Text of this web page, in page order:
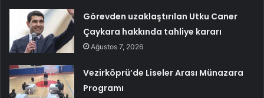
Görevden uzaklaştırılan Utku Caner
Çaykara hakkında tahliye kararı
Ağustos 7, 2026
Vezirköprü’de Liseler Arası Münazara
Programı